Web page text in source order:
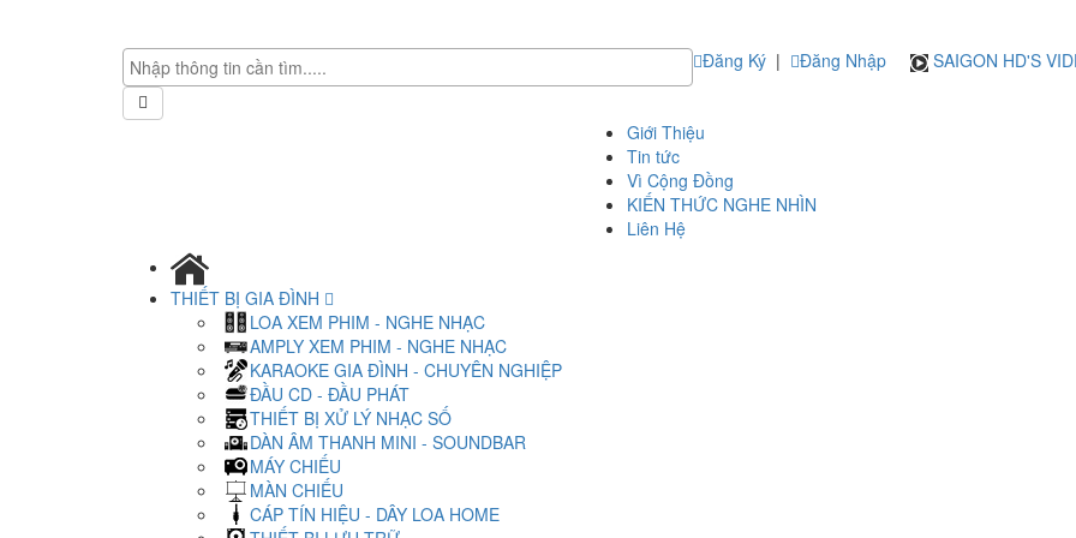
Đăng Ký | Đăng Nhập SAIGON HD'S
Giới Thiệu
Tin tức
Vì Cộng Đồng
KIẾN THỨC NGHE NHÌN
Liên Hệ
THIẾT BỊ GIA ĐÌNH
LOA XEM PHIM - NGHE NHẠC
AMPLY XEM PHIM - NGHE NHẠC
KARAOKE GIA ĐÌNH - CHUYÊN NGHIỆP
ĐẦU CD - ĐẦU PHÁT
THIẾT BỊ XỬ LÝ NHẠC SỐ
DÀN ÂM THANH MINI - SOUNDBAR
MÁY CHIẾU
MÀN CHIẾU
CÁP TÍN HIỆU - DÂY LOA HOME